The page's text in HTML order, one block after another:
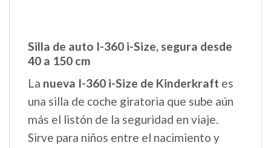
Silla de auto I-360 i-Size, segura desde
40 a 150 cm
La nueva I-360 i-Size de Kinderkraft es
una silla de coche giratoria que sube aún
más el listón de la seguridad en viaje.
Sirve para niños entre el nacimiento y